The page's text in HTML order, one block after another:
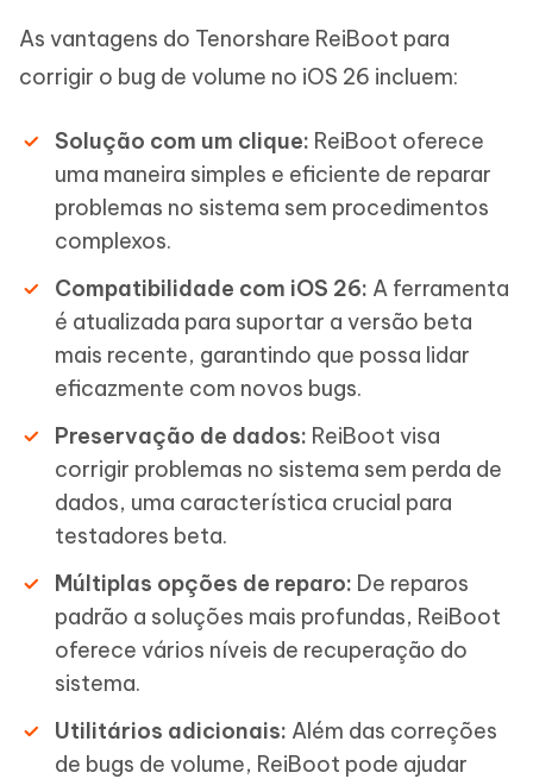
As vantagens do Tenorshare ReiBoot para
corrigir o bug de volume no iOS 26 incluem:
Solução com um clique: ReiBoot oferece
uma maneira simples e eficiente de reparar
problemas no sistema sem procedimentos
complexos.
Compatibilidade com iOS 26: A ferramenta
é atualizada para suportar a versão beta
mais recente, garantindo que possa lidar
eficazmente com novos bugs.
Preservação de dados: ReiBoot visa
corrigir problemas no sistema sem perda de
dados, uma característica crucial para
testadores beta.
Múltiplas opções de reparo: De reparos
padrão a soluções mais profundas, ReiBoot
oferece vários níveis de recuperação do
sistema.
Utilitários adicionais: Além das correções
de bugs de volume, ReiBoot pode ajudar